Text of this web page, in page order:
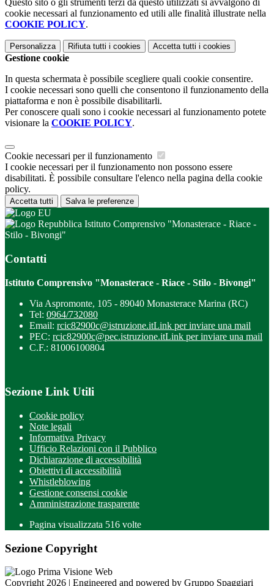
Questo sito o gli strumenti terzi da questo utilizzati si avvalgono di
cookie necessari al funzionamento ed utili alle finalità illustrate nella
COOKIE POLICY.
Personalizza Rifiuta tutti i cookies Accetta tutti i cookies
Gestione cookie
In questa schermata è possibile scegliere quali cookie consentire.
I cookie necessari sono quelli che consentono il funzionamento della
piattaforma e non è possibile disabilitarli.
Per conoscere quali sono i cookie necessari al funzionamento potete
visionare la COOKIE POLICY.
Cookie necessari per il funzionamento
I cookie necessari per il funzionamento non possono essere
disabilitati. È possibile consultare l'elenco nella pagina della cookie
policy.
Accetta tutti Salva le preferenze
Istituto Comprensivo "Monasterace - Riace -
Stilo - Bivongi"
Contatti
Istituto Comprensivo "Monasterace - Riace - Stilo - Bivongi"
Via Aspromonte, 105 - 89040 Monasterace Marina (RC)
Tel: 0964/732080
Email: rcic82900c@istruzione.itLink per inviare una mail
PEC: rcic82900c@pec.istruzione.itLink per inviare una mail
C.F.: 81006100804
Sezione Link Utili
Cookie policy
Note legali
Informativa Privacy
Ufficio Relazioni con il Pubblico
Dichiarazione di accessibilità
Obiettivi di accessibilità
Whistleblowing
Gestione consensi cookie
Amministrazione trasparente
Pagina visualizzata 516 volte
Sezione Copyright
Copyright 2026 | Engineered and powered by Gruppo Spaggiari